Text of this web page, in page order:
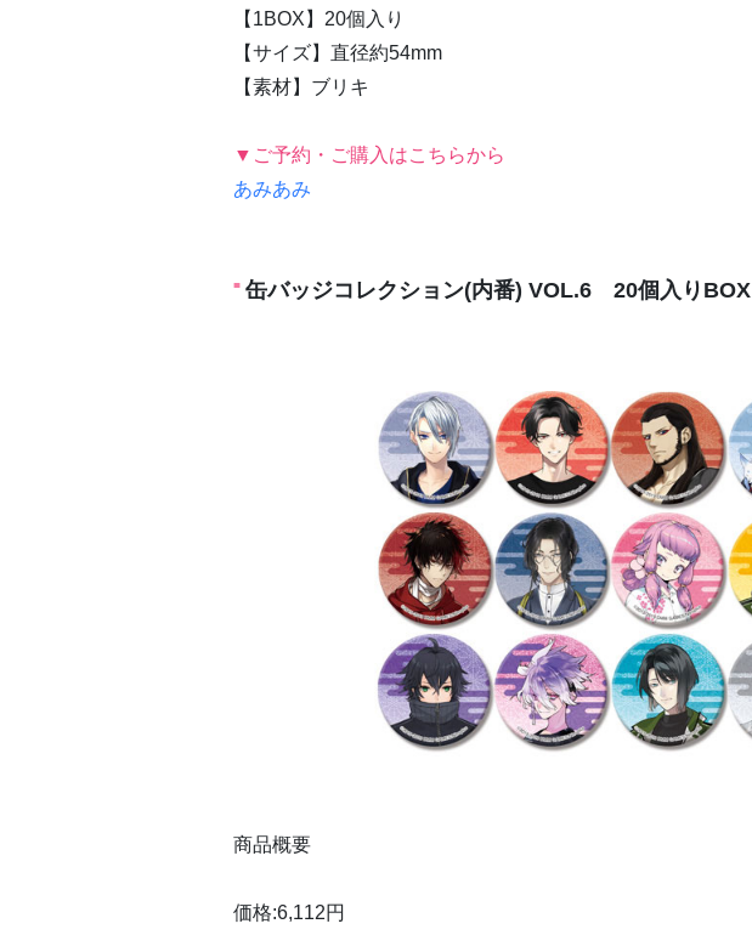
【1BOX】20個入り
【サイズ】直径約54mm
【素材】ブリキ
▼ご予約・ご購入はこちらから
あみあみ
缶バッジコレクション(内番) VOL.6 20個入りBOX
商品概要
価格:6,112円